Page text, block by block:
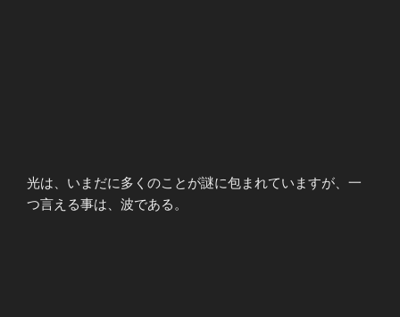
光は、いまだに多くのことが謎に包まれていますが、一
つ言える事は、波である。